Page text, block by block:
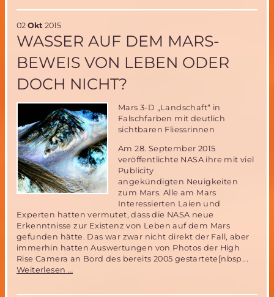
näher!
02 Okt 2015
WASSER AUF DEM MARS-
BEWEIS VON LEBEN ODER
DOCH NICHT?
Mars 3-D „Landschaft“ in
Falschfarben mit deutlich
sichtbaren Fliessrinnen
Am 28. September 2015
veröffentlichte NASA ihre mit viel
Publicity
angekündigten Neuigkeiten
zum Mars. Alle am Mars
Interessierten Laien und
Experten hatten vermutet, dass die NASA neue
Erkenntnisse zur Existenz von Leben auf dem Mars
gefunden hätte. Das war zwar nicht direkt der Fall, aber
immerhin hatten Auswertungen von Photos der High
Rise Camera an Bord des bereits 2005 gestartete[nbsp...
Weiterlesen …